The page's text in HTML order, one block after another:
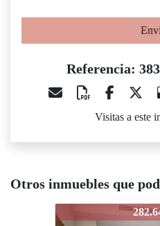
Referencia:
Visitas a este
Otros inmuebles que
QUART-0013832-QUART-